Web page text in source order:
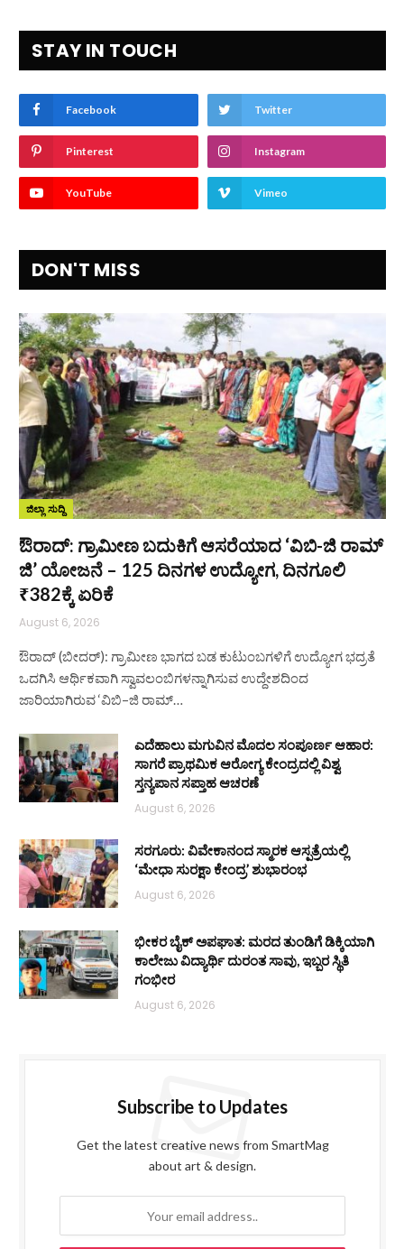
STAY IN TOUCH
Facebook Twitter
Pinterest Instagram
YouTube Vimeo
DON'T MISS
ಜಿಲ್ಲಾ ಸುದ್ದಿ
ಔರಾದ್: ಗ್ರಾಮೀಣ ಬದುಕಿಗೆ ಆಸರೆಯಾದ ‘ವಿಬಿ-ಜಿ ರಾಮ್
ಜಿ’ ಯೋಜನೆ – 125 ದಿನಗಳ ಉದ್ಯೋಗ, ದಿನಗೂಲಿ
₹382ಕ್ಕೆ ಏರಿಕೆ
August 6, 2026
ಔರಾದ್ (ಬೀದರ್): ಗ್ರಾಮೀಣ ಭಾಗದ ಬಡ ಕುಟುಂಬಗಳಿಗೆ ಉದ್ಯೋಗ ಭದ್ರತೆ
ಒದಗಿಸಿ ಆರ್ಥಿಕವಾಗಿ ಸ್ವಾವಲಂಬಿಗಳನ್ನಾಗಿಸುವ ಉದ್ದೇಶದಿಂದ
ಜಾರಿಯಾಗಿರುವ ‘ವಿಬಿ–ಜಿ ರಾಮ್…
ಎದೆಹಾಲು ಮಗುವಿನ ಮೊದಲ ಸಂಪೂರ್ಣ ಆಹಾರ:
ಸಾಗರೆ ಪ್ರಾಥಮಿಕ ಆರೋಗ್ಯ ಕೇಂದ್ರದಲ್ಲಿ ವಿಶ್ವ
ಸ್ತನ್ಯಪಾನ ಸಪ್ತಾಹ ಆಚರಣೆ
August 6, 2026
ಸರಗೂರು: ವಿವೇಕಾನಂದ ಸ್ಮಾರಕ ಆಸ್ಪತ್ರೆಯಲ್ಲಿ
‘ಮೇಧಾ ಸುರಕ್ಷಾ ಕೇಂದ್ರ’ ಶುಭಾರಂಭ
August 6, 2026
ಭೀಕರ ಬೈಕ್ ಅಪಘಾತ: ಮರದ ತುಂಡಿಗೆ ಡಿಕ್ಕಿಯಾಗಿ
ಕಾಲೇಜು ವಿದ್ಯಾರ್ಥಿ ದುರಂತ ಸಾವು, ಇಬ್ಬರ ಸ್ಥಿತಿ
ಗಂಭೀರ
August 6, 2026
Subscribe to Updates
Get the latest creative news from SmartMag
about art & design.